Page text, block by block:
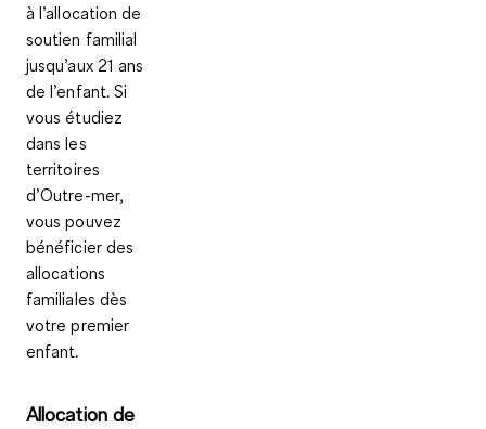
àl’allocation de
soutien familial
jusqu’aux 21 ans
de l’enfant. Si
vous étudiez
dans les
territoires
d’Outre-mer,
vous pouvez
bénéficier des
allocations
familiales dès
votre premier
enfant.
Allocation de